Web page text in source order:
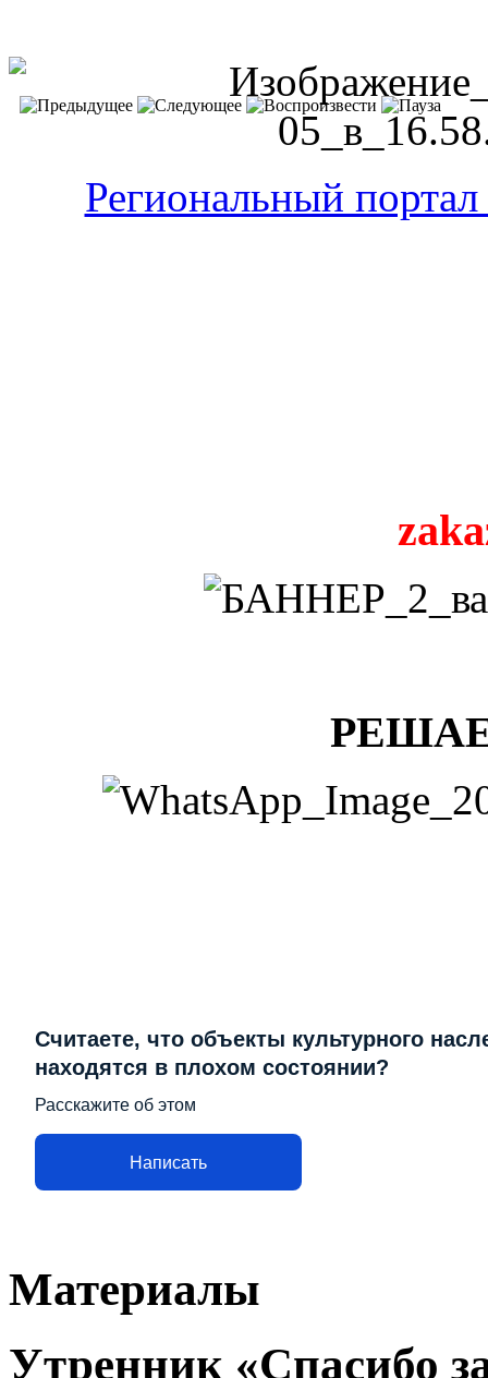
Региональный
Считаете, что объекты культурного
находятся в плохом состоянии?
Расскажите об этом
Написать
Материалы
Утренник «Спасибо